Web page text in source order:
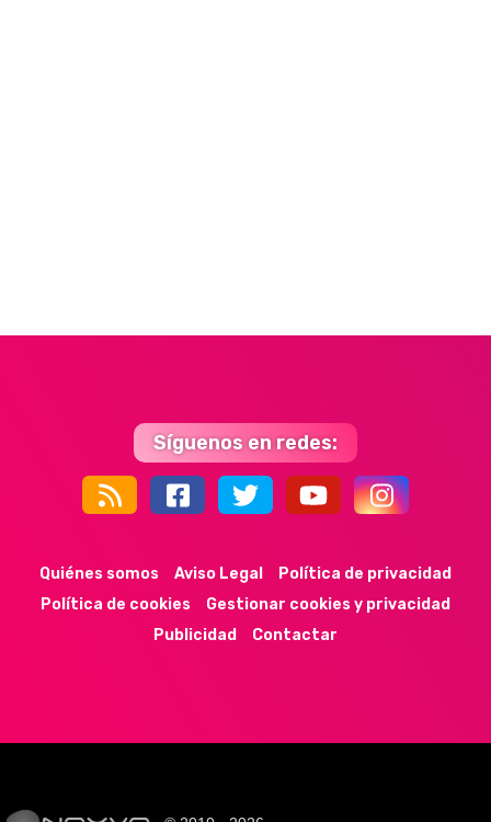
Síguenos en redes:
Quiénes somos Aviso Legal
Política de privacidad
Política de cookies
Gestionar cookies y privacidad
Publicidad
Contactar